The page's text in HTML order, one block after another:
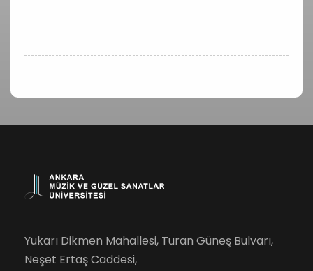
Yukarı Dikmen Mahallesi, Turan Güneş Bulvarı,
Neşet Ertaş Caddesi,